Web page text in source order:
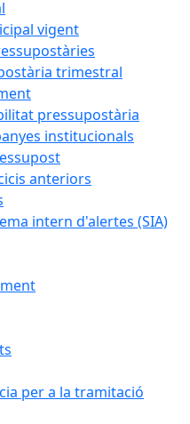
vigent
trimestral
pressupostària
institucionals
anteriors
intern d'alertes (SIA)
per a la tramitació